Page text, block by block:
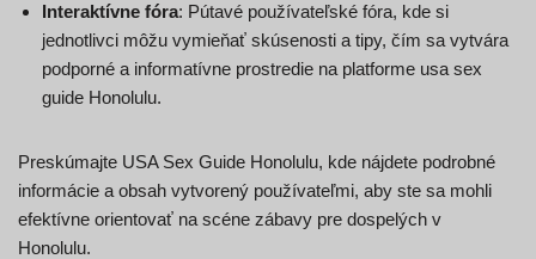
Interaktívne fóra: Pútavé používateľské fóra, kde si
jednotlivci môžu vymieňať skúsenosti a tipy, čím sa vytvára
podporné a informatívne prostredie na platforme usa sex
guide Honolulu.
Preskúmajte USA Sex Guide Honolulu, kde nájdete podrobné
informácie a obsah vytvorený používateľmi, aby ste sa mohli
efektívne orientovať na scéne zábavy pre dospelých v
Honolulu.